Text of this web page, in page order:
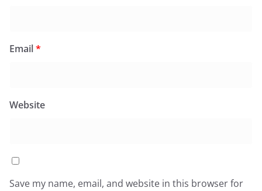
Email*
Website
Save my name, email, and website in this browser for